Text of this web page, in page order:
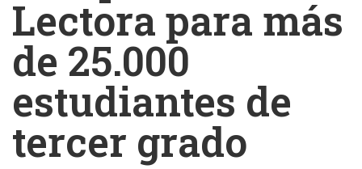
Lectora para más
de 25.000
estudiantes de
tercer grado